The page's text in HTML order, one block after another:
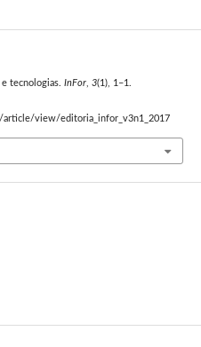
e tecnologias. InFor, 3(1), 1–1.
view/editoria_infor_v3n1_2017